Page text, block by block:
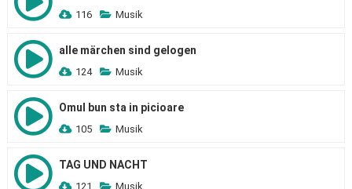
116 Musik
alle märchen sind gelogen
124 Musik
Omul bun sta in picioare
105 Musik
TAG UND NACHT
121 Musik